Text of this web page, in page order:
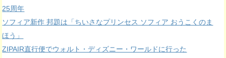
25周年
ソフィア新作 邦題は「ちいさなプリンセス ソフィア おうこくのま
ほう」
ZIPAIR直行便でウォルト・ディズニー・ワールドに行った